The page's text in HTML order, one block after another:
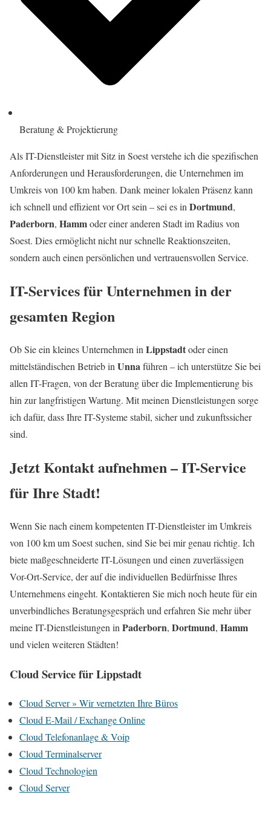
Beratung & Projektierung
Als IT-Dienstleister mit Sitz in Soest verstehe ich die spezifischen
Anforderungen und Herausforderungen, die Unternehmen im
Umkreis von 100 km haben. Dank meiner lokalen Präsenz kann
ich schnell und effizient vor Ort sein – sei es inDortmund,
Paderborn, Hammoder einer anderen Stadt im Radius von
Soest. Dies ermöglicht nicht nur schnelle Reaktionszeiten,
sondern auch einen persönlichen und vertrauensvollen Service.
IT-Services für Unternehmen in der
gesamten Region
Ob Sie ein kleines Unternehmen inLippstadtoder einen
mittelständischen Betrieb inUnnaführen – ich unterstütze Sie bei
allen IT-Fragen, von der Beratung über die Implementierung bis
hin zur langfristigen Wartung. Mit meinen Dienstleistungen sorge
ich dafür, dass Ihre IT-Systeme stabil, sicher und zukunftssicher
sind.
Jetzt Kontakt aufnehmen – IT-Service
für Ihre Stadt!
Wenn Sie nach einem kompetenten IT-Dienstleister im Umkreis
von 100 km um Soest suchen, sind Sie bei mir genau richtig. Ich
biete maßgeschneiderte IT-Lösungen und einen zuverlässigen
Vor-Ort-Service, der auf die individuellen Bedürfnisse Ihres
Unternehmens eingeht. Kontaktieren Sie mich noch heute für ein
unverbindliches Beratungsgespräch und erfahren Sie mehr über
meine IT-Dienstleistungen in Paderborn, Dortmund, Hamm
und vielen weiteren Städten!
Cloud Service für Lippstadt
Cloud Server » Wir vernetzten Ihre Büros
Cloud E-Mail / Exchange Online
Cloud Telefonanlage & Voip
Cloud Terminalserver
Cloud Technologien
Cloud Server